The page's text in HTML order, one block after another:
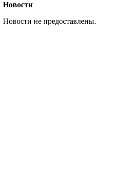
Новости
Новости не предоставлены.